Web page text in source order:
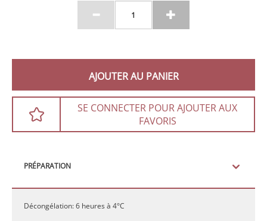
AJOUTER AU PANIER
SE CONNECTER POUR AJOUTER AUX
FAVORIS
PRÉPARATION
Décongélation: 6 heures à 4°C